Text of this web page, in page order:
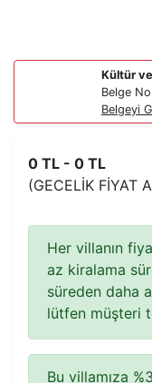
Kültür ve
Belge
Belgeyi
0 TL - 0 TL
(GECELIK FIYAT
Her villanın
az kiralama
süreden daha
lütfen müşteri
Bu villamıza